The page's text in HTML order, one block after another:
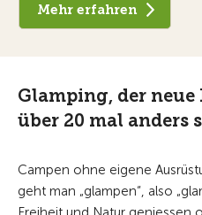
Mehr erfahren
Glamping, der
über 20 mal anders
Campen ohne eigene
geht man „glampen“, also